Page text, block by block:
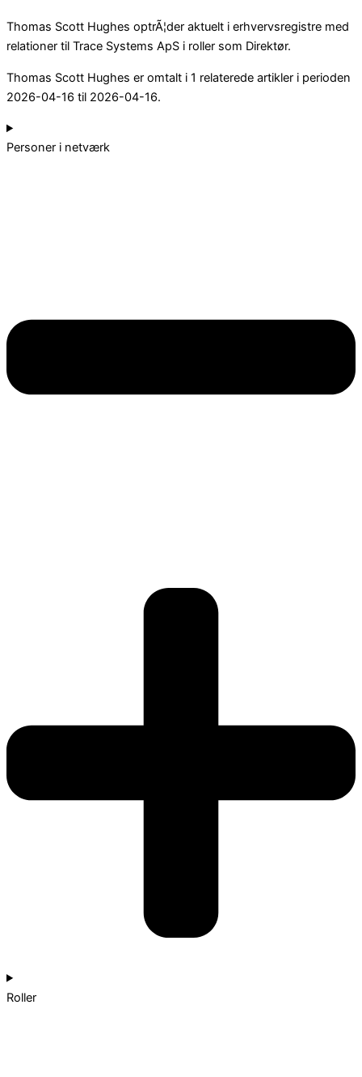
Thomas Scott Hughes optrÃ¦der aktuelt i erhvervsregistre med
relationer til Trace Systems ApS i roller som Direktør.
Thomas Scott Hughes er omtalt i 1 relaterede artikler i perioden
2026-04-16 til 2026-04-16.
Personer i netværk
Roller